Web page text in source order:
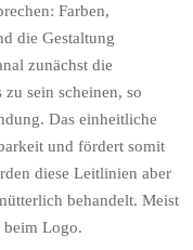
Farben,
die Gestaltung
zunächst die
sein scheinen, so
Das einheitliche
und fördert somit
diese Leitlinien aber
behandelt. Meist
beim Logo.